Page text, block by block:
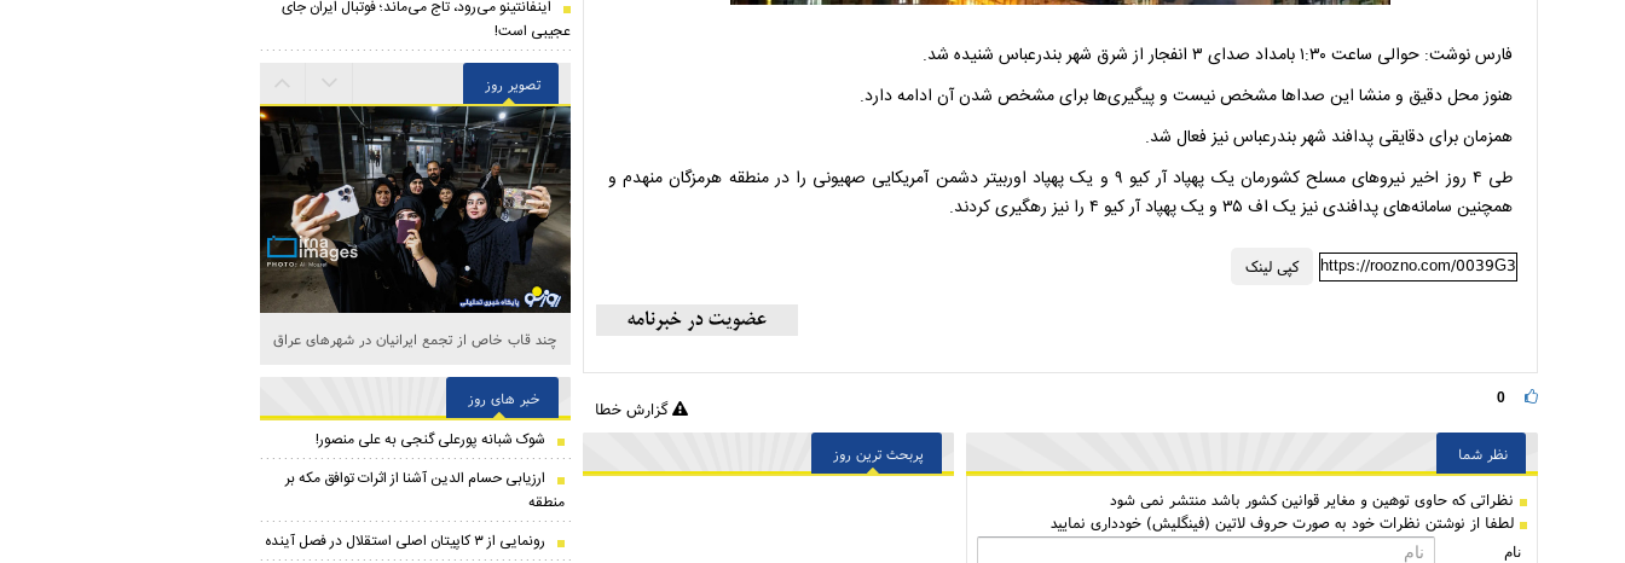
فارس نوشت: حوالی ساعت ۱:۳۰ بامداد صدای ۳ انفجار از شرق شهر بندرعباس شنیده شد.
هنوز محل دقیق و منشا این صداها مشخص نیست و پیگیری‌ها برای مشخص شدن آن ادامه دارد.
همزمان برای دقایقی پدافند شهر بندرعباس نیز فعال شد.
طی ۴ روز اخیر نیروهای مسلح کشورمان یک پهپاد آر کیو ۹ و یک پهپاد اوربیتر‌ دشمن آمریکایی صهیونی را در منطقه هرمزگان منهدم و
همچنین سامانه‌های پدافندی نیز یک اف ۳۵ و یک پهپاد آر کیو ۴ را نیز رهگیری کردند.
کپی لینک https://roozno.com/0039G3
0 گزارش خطا
نظر شما
نظراتی كه حاوی توهین و مغایر قوانین کشور باشد منتشر نمی شود
لطفا از نوشتن نظرات خود به صورت حروف لاتین (فینگلیش) خودداری نمایید
نام
پربحث ترین روز
اینفانتینو می‌رود، تاج می‌ماند؛ فوتبال ایران جای
عجیبی است!
تصویر روز
چند قاب خاص از تجمع ایرانیان در شهرهای عراق
خبر های روز
شوک شبانه پورعلی گنجی به علی منصور!
ارزیابی حسام الدین آشنا از اثرات توافق مکه بر
منطقه
رونمایی از ۳ کاپیتان اصلی استقلال در فصل آینده